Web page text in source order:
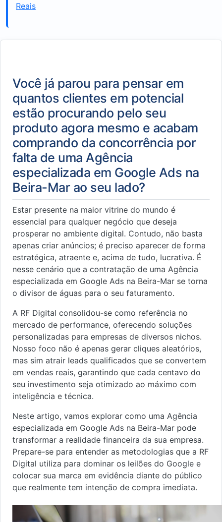
Reais
Você já parou para pensar em
quantos clientes em potencial
estão procurando pelo seu
produto agora mesmo e acabam
comprando da concorrência por
falta de uma Agência
especializada em Google Ads na
Beira-Mar ao seu lado?
Estar presente na maior vitrine do mundo é
essencial para qualquer negócio que deseja
prosperar no ambiente digital. Contudo, não basta
apenas criar anúncios; é preciso aparecer de forma
estratégica, atraente e, acima de tudo, lucrativa. É
nesse cenário que a contratação de uma Agência
especializada em Google Ads na Beira-Mar se torna
o divisor de águas para o seu faturamento.
A RF Digital consolidou-se como referência no
mercado de performance, oferecendo soluções
personalizadas para empresas de diversos nichos.
Nosso foco não é apenas gerar cliques aleatórios,
mas sim atrair leads qualificados que se convertem
em vendas reais, garantindo que cada centavo do
seu investimento seja otimizado ao máximo com
inteligência e técnica.
Neste artigo, vamos explorar como uma Agência
especializada em Google Ads na Beira-Mar pode
transformar a realidade financeira da sua empresa.
Prepare-se para entender as metodologias que a RF
Digital utiliza para dominar os leilões do Google e
colocar sua marca em evidência diante do público
que realmente tem intenção de compra imediata.